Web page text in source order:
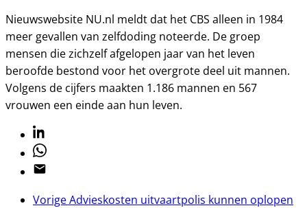
Nieuwswebsite NU.nl meldt dat het CBS alleen in 1984
meer gevallen van zelfdoding noteerde. De groep
mensen die zichzelf afgelopen jaar van het leven
beroofde bestond voor het overgrote deel uit mannen.
Volgens de cijfers maakten 1.186 mannen en 567
vrouwen een einde aan hun leven.
Linkedin
Whatsapp
Email
VorigeAdvieskosten uitvaartpolis kunnen oplopen